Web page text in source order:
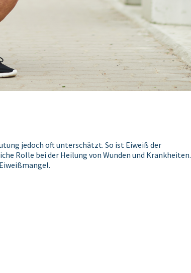
jedoch oft unterschätzt. So ist Eiweiß der
Rolle bei der Heilung von Wunden und Krankheiten.